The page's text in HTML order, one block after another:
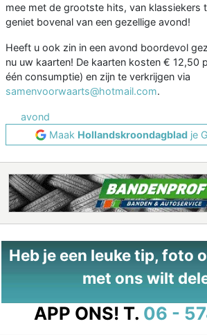
mee met de grootste hits, van klassiekers
geniet bovenal van een gezellige avond!
Heeft u ook zin in een avond boordevol
nu uw kaarten! De kaarten kosten € 12,50
één consumptie) en zijn te verkrijgen via
samenvoorwaarts@hotmail.com.
avond
Maak Hollandskroondagblad je
Heb je een leuke tip, foto
met ons wilt
APP ONS! T. 06 -